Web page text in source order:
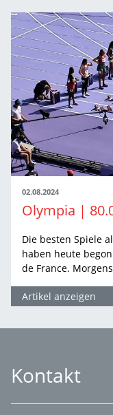
02.08.2024
Die besten Spiele
haben heute
de France.
Artikel anzeigen
Kontakt